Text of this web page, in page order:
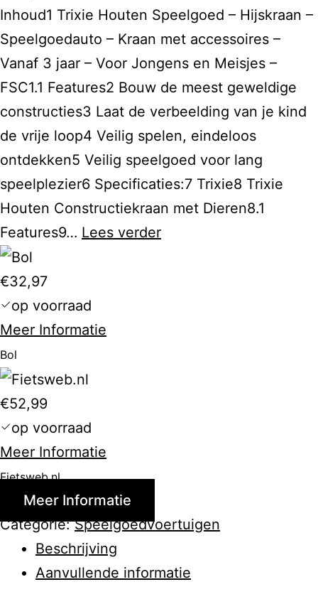
Inhoud1 Trixie Houten Speelgoed – Hijskraan –
Speelgoedauto – Kraan met accessoires –
Vanaf 3 jaar – Voor Jongens en Meisjes –
FSC1.1 Features2 Bouw de meest geweldige
constructies3 Laat de verbeelding van je kind
de vrije loop4 Veilig spelen, eindeloos
ontdekken5 Veilig speelgoed voor lang
speelplezier6 Specificaties:7 Trixie8 Trixie
Houten Constructiekraan met Dieren8.1
Features9… Lees verderTrixie
€32,97
op voorraad
Meer Informatie
Bol
€52,99
op voorraad
Meer Informatie
Fietsweb.nl
Meer Informatie
Categorie:Speelgoedvoertuigen
Beschrijving
Aanvullende informatie